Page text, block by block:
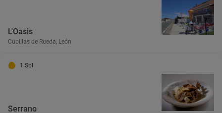
L'Oasis
Cubillas de Rueda, León
1 Sol
Serrano